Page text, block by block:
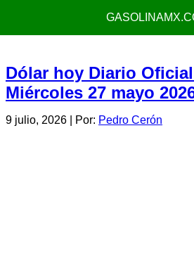
Dólar hoy Diario Oficial
Miércoles 27 mayo
9 julio, 2026 | Por: Pedro Cerón